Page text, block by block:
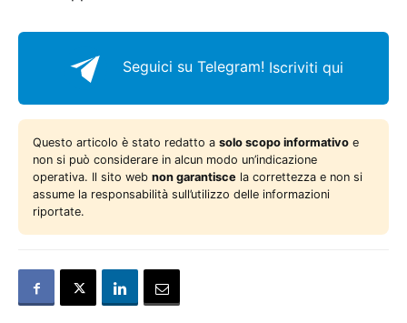
Seguici su Telegram! Iscriviti qui
Questo articolo è stato redatto a solo scopo informativo e
non si può considerare in alcun modo un’indicazione
operativa. Il sito web non garantisce la correttezza e non si
assume la responsabilità sull’utilizzo delle informazioni
riportate.